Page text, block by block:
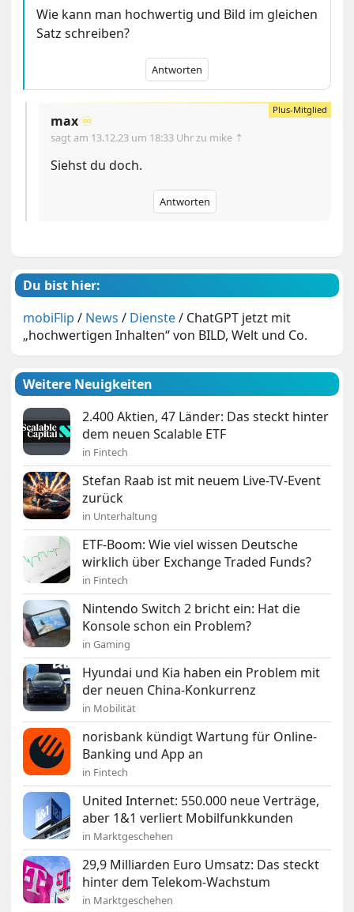
Wie kann man hochwertig und Bild im gleichen
Satz schreiben?
Antworten
max ♾️
sagt am 13.12.23 um 18:33 Uhrzu mike ⇡
Siehst du doch.
Antworten
Du bist hier:
mobiFlip / News / Dienste/ ChatGPT jetzt mit
„hochwertigen Inhalten“ von BILD, Welt und Co.
Weitere Neuigkeiten
2.400 Aktien, 47 Länder: Das steckt hinter
dem neuen Scalable ETF
in Fintech
Stefan Raab ist mit neuem Live-TV-Event
zurück
in Unterhaltung
ETF-Boom: Wie viel wissen Deutsche
wirklich über Exchange Traded Funds?
in Fintech
Nintendo Switch 2 bricht ein: Hat die
Konsole schon ein Problem?
in Gaming
Hyundai und Kia haben ein Problem mit
der neuen China-Konkurrenz
in Mobilität
norisbank kündigt Wartung für Online-
Banking und App an
in Fintech
United Internet: 550.000 neue Verträge,
aber 1&1 verliert Mobilfunkkunden
in Marktgeschehen
29,9 Milliarden Euro Umsatz: Das steckt
hinter dem Telekom-Wachstum
in Marktgeschehen